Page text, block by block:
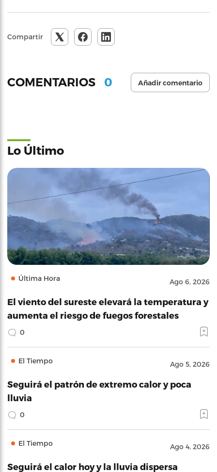
Compartir
COMENTARIOS 0 Añadir comentario
Lo Último
Última Hora Ago 6, 2026
El viento del sureste elevará la temperatura y
aumenta el riesgo de fuegos forestales
0
El Tiempo Ago 5, 2026
Seguirá el patrón de extremo calor y poca
lluvia
0
El Tiempo Ago 4, 2026
Seguirá el calor hoy y la lluvia dispersa